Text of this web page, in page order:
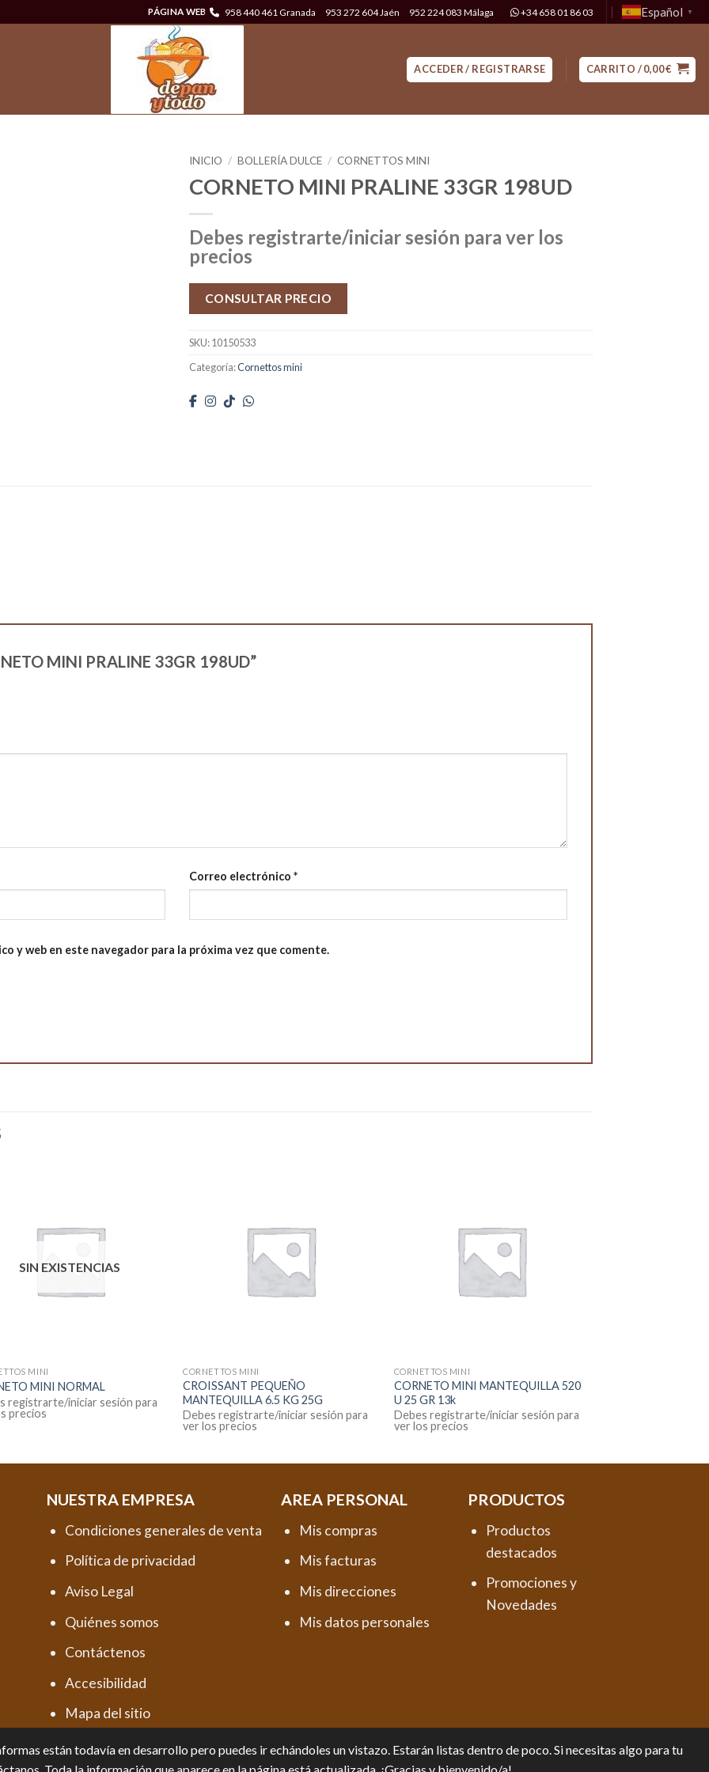
PÁGINA WEB 958 440 461 Granada 953 272 604 Jaén 952 224 083 Málaga +34 658 01 86 03 Español ▼
ACCEDER / REGISTRARSE CARRITO /0,00€
INICIO / BOLLERÍA DULCE / CORNETTOS MINI
CORNETO MINI PRALINE 33GR 198UD
Debes registrarte/iniciar sesión para ver los
precios
CONSULTAR PRECIO
SKU:10150533
Categoría:Cornettos mini
MINI PRALINE 33GR 198UD”
Correo electrónico *
y web en este navegador para la próxima vez que comente.
SIN EXISTENCIAS
MINI
MINI NORMAL
registrarte/iniciar sesión para
precios
CORNETTOS MINI
CROISSANT PEQUEÑO
MANTEQUILLA 6.5 KG 25G
Debes registrarte/iniciar sesión para
ver los precios
CORNETTOS MINI
CORNETO MINI MANTEQUILLA 520
U 25 GR 13k
Debes registrarte/iniciar sesión para
ver los precios
NUESTRA EMPRESA
Condiciones generales de venta
Política de privacidad
Aviso Legal
Quiénes somos
Contáctenos
Accesibilidad
Mapa del sitio
AREA PERSONAL
Mis compras
Mis facturas
Mis direcciones
Mis datos personales
PRODUCTOS
Productos
destacados
Promociones y
Novedades
están todavía en desarrollo pero puedes ir echándoles un vistazo. Estarán listas dentro de poco. Si necesitas algo para tu